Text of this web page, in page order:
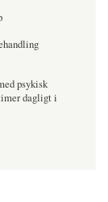
psykisk
dagligt i